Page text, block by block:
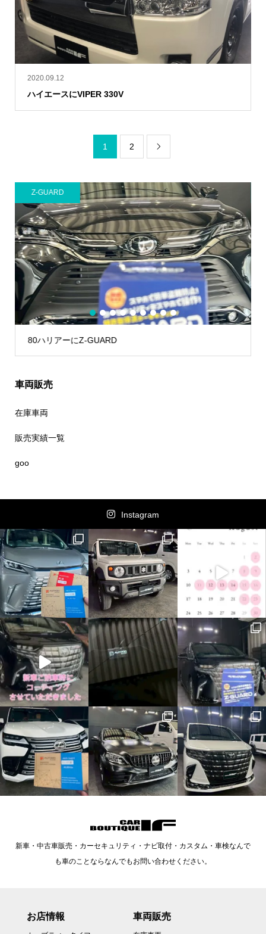
2020.09.12
ハイエースにVIPER 330V
1 2 
80ハリアーにZ-GUARD
Z-GUARD
1 2 3 4 5 6 7 8 9
車両販売
在庫車両
販売実績一覧
goo
Instagram
新車・中古車販売・カーセキュリティ・ナビ取付・カスタム・車検なんで
も車のことならなんでもお問い合わせください。
お店情報 車両販売